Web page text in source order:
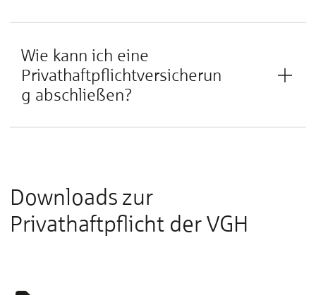
Wie kann ich eine
Privathaftpflichtversicherun
g abschließen?
Downloads zur
Privathaftpflicht der VGH